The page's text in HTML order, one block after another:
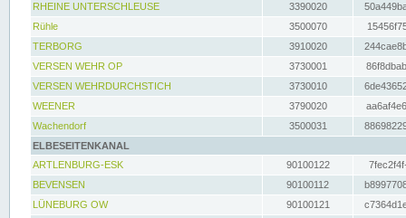
RHEINE UNTERSCHLEUSE
3390020
Rühle
3500070
TERBORG
3910020
VERSEN WEHR OP
3730001
VERSEN WEHRDURCHSTICH
3730010
WEENER
3790020
Wachendorf
3500031
ELBESEITENKANAL
ARTLENBURG-ESK
90100122
BEVENSEN
90100112
LÜNEBURG OW
90100121